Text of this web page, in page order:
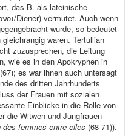
das B. als lateinische
Diener) vermutet. Auch wenn
wurde, so bedeutet
waren. Tertullian
zuzusprechen, die Leitung
wie es in den Apokryphen in
es war ihnen auch untersagt
des dritten Jahrhunderts
der Frauen mit sozialen
Einblicke in die Rolle von
die Witwen und Jungfrauen
des femmes entre elles (68-71)).